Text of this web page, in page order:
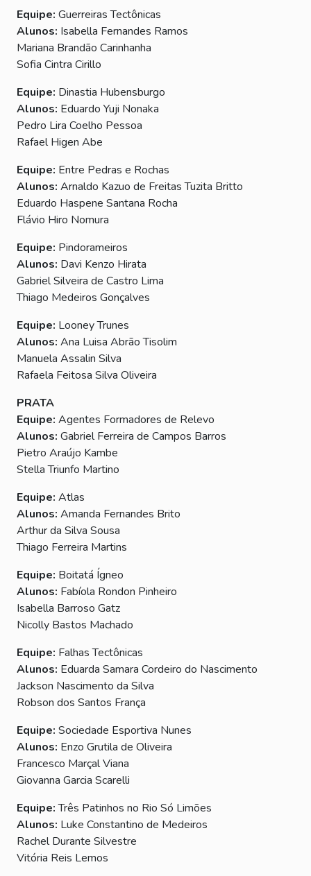
Equipe: Guerreiras Tectônicas
Alunos: Isabella Fernandes Ramos
Mariana Brandão Carinhanha
Sofia Cintra Cirillo
Equipe: Dinastia Hubensburgo
Alunos: Eduardo Yuji Nonaka
Pedro Lira Coelho Pessoa
Rafael Higen Abe
Equipe: Entre Pedras e Rochas
Alunos: Arnaldo Kazuo de Freitas Tuzita Britto
Eduardo Haspene Santana Rocha
Flávio Hiro Nomura
Equipe: Pindorameiros
Alunos: Davi Kenzo Hirata
Gabriel Silveira de Castro Lima
Thiago Medeiros Gonçalves
Equipe: Looney Trunes
Alunos: Ana Luisa Abrão Tisolim
Manuela Assalin Silva
Rafaela Feitosa Silva Oliveira
PRATA
Equipe: Agentes Formadores de Relevo
Alunos: Gabriel Ferreira de Campos Barros
Pietro Araújo Kambe
Stella Triunfo Martino
Equipe: Atlas
Alunos: Amanda Fernandes Brito
Arthur da Silva Sousa
Thiago Ferreira Martins
Equipe: Boitatá Ígneo
Alunos: Fabíola Rondon Pinheiro
Isabella Barroso Gatz
Nicolly Bastos Machado
Equipe: Falhas Tectônicas
Alunos: Eduarda Samara Cordeiro do Nascimento
Jackson Nascimento da Silva
Robson dos Santos França
Equipe: Sociedade Esportiva Nunes
Alunos: Enzo Grutila de Oliveira
Francesco Marçal Viana
Giovanna Garcia Scarelli
Equipe:Três Patinhos no Rio Só Limões
Alunos: Luke Constantino de Medeiros
Rachel Durante Silvestre
Vitória Reis Lemos